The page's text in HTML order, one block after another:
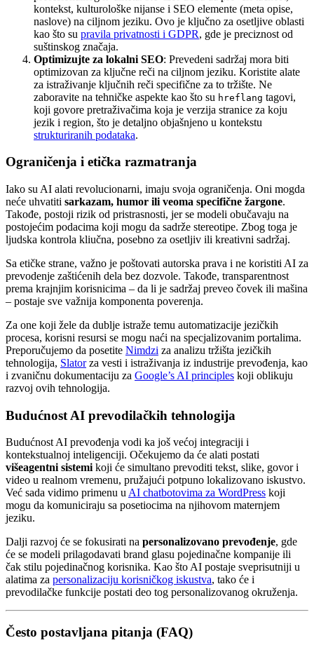
kontekst, kulturološke nijanse i SEO elemente (meta opise,
naslove) na ciljnom jeziku. Ovo je ključno za osetljive oblasti
kao što su pravila privatnosti i GDPR, gde je preciznost od
suštinskog značaja.
Optimizujte za lokalni SEO: Prevedeni sadržaj mora biti
optimizovan za ključne reči na ciljnom jeziku. Koristite alate
za istraživanje ključnih reči specifične za to tržište. Ne
zaboravite na tehničke aspekte kao što su hreflang tagovi,
koji govore pretraživačima koja je verzija stranice za koju
jezik i region, što je detaljno objašnjeno u kontekstu
strukturiranih podataka.
Ograničenja i etička razmatranja
Iako su AI alati revolucionarni, imaju svoja ograničenja. Oni mogda
neće uhvatiti sarkazam, humor ili veoma specifične žargone.
Takođe, postoji rizik od pristrasnosti, jer se modeli obučavaju na
postojećim podacima koji mogu da sadrže stereotipe. Zbog toga je
ljudska kontrola kliučna, posebno za osetljiv ili kreativni sadržaj.
Sa etičke strane, važno je poštovati autorska prava i ne koristiti AI za
prevodenje zaštićenih dela bez dozvole. Takođe, transparentnost
prema krajnjim korisnicima – da li je sadržaj preveo čovek ili mašina
– postaje sve važnija komponenta poverenja.
Za one koji žele da dublje istraže temu automatizacije jezičkih
procesa, korisni resursi se mogu naći na specjalizovanim portalima.
Preporučujemo da posetite Nimdzi za analizu tržišta jezičkih
tehnologija, Slatorza vesti i istraživanja iz industrije prevođenja, kao
i zvaničnu dokumentaciju za Google’s AI principles koji oblikuju
razvoj ovih tehnologija.
Budućnost AI prevodilačkih tehnologija
Budućnost AI prevođenja vodi ka još većoj integraciji i
kontekstualnoj inteligenciji. Očekujemo da će alati postati
višeagentni sistemikoji će simultano prevoditi tekst, slike, govor i
video u realnom vremenu, pružajući potpuno lokalizovano iskustvo.
Već sada vidimo primenu uAI chatbotovima za WordPress koji
mogu da komuniciraju sa posetiocima na njihovom maternjem
jeziku.
Dalji razvoj će se fokusirati na personalizovano prevođenje, gde
će se modeli prilagodavati brand glasu pojedinačne kompanije ili
čak stilu pojedinačnog korisnika. Kao što AI postaje sveprisutniji u
alatima za personalizaciju korisničkog iskustva, tako će i
prevodilačke funkcije postati deo tog personalizovanog okruženja.
Često postavljana pitanja (FAQ)